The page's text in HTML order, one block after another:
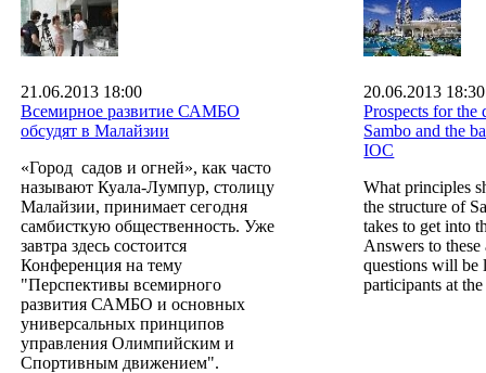
21.06.2013 18:00
Всемирное развитие САМБО
обсудят в Малайзии
«Город садов и огней», как часто
называют Куала-Лумпур, столицу
Малайзии, принимает сегодня
самбисткую общественность. Уже
завтра здесь состоится
Конференция на тему
"Перспективы всемирного
развития САМБО и основных
универсальных принципов
управления Олимпийским и
Спортивным движением".
20.06.2013 18:30
Prospects for the
Sambo and the
IOC
What principles
the structure of
takes to get into
Answers to
questions will be
participants at